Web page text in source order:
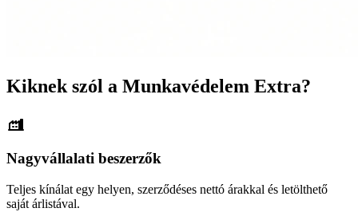
Kiknek szól a Munkavédelem Extra?
Nagyvállalati beszerzők
Teljes kínálat egy helyen, szerződéses nettó árakkal és letölthető
saját árlistával.